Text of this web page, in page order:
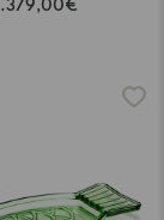
1.379,00€